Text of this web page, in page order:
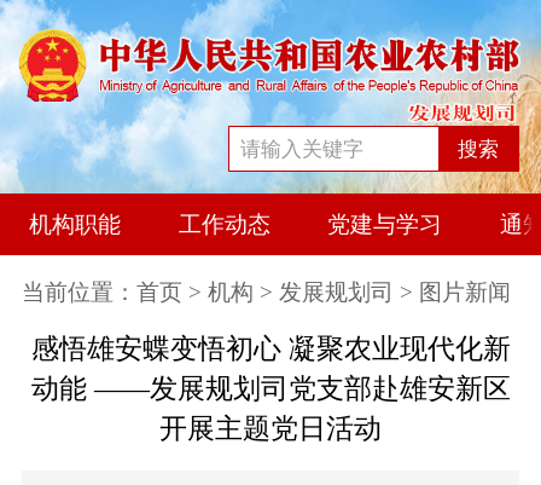
搜索
机构职能 工作动态 党建与学习 通
当前位置： 首页 > 机构 > 发展规划司 > 图片新闻
感悟雄安蝶变悟初心 凝聚农业现代化新
动能 ——发展规划司党支部赴雄安新区
开展主题党日活动